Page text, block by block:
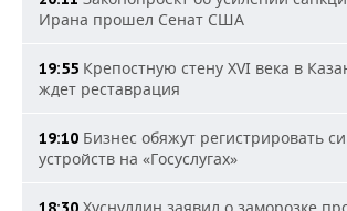
Ирана прошел Сенат США
19:55 Крепостную стену XVI века в
ждет реставрация
19:10 Бизнес обяжут регистрировать
устройств на «Госуслугах»